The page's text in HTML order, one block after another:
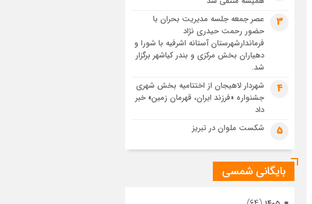
شهید ایران – مشهد
3 هفته قبل
مراسم تشییع پیکر مطهر آقای شهید ایران –
مشهد
تصاویری از تراکم جمعیت حاضر در میدان
ثورهالعشرین نجف اشرف
3
عصر جمعه جلسه مدیریت بحران با
حضور رحمت حیدری نژاد
فرماندارشهرستان آستانه اشرفیه با شورا و
دهیاران بخش مرکزی و بندر کیاشهر برگزار
شد.
4
شهردار لاهیجان از اختتامیه بخش شهری
جشنواره «فرزند ایران، قهرمان زمین» خبر
داد
5 شکست ملوان در تبریز
بایگانی شمسی